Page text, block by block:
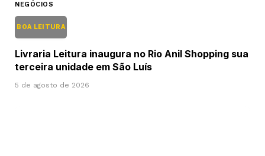
NEGÓCIOS
BOA LEITURA
Livraria Leitura inaugura no Rio Anil Shopping sua
terceira unidade em São Luís
5 de agosto de 2026